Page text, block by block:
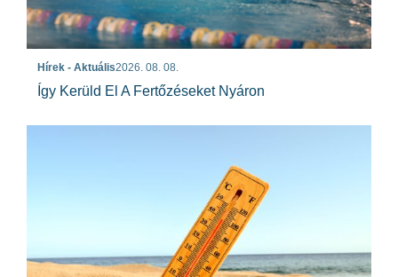
Hírek - Aktuális2026. 08. 08.
Így Kerüld El A Fertőzéseket Nyáron